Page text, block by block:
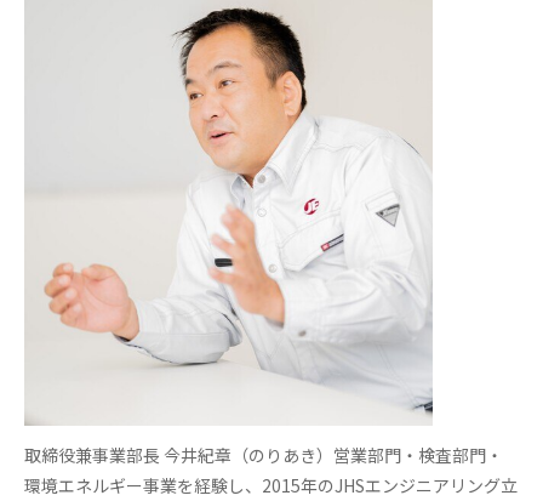
取締役兼事業部長 今井紀章（のりあき）営業部門・検査部門・
環境エネルギー事業を経験し、2015年のJHSエンジニアリング立